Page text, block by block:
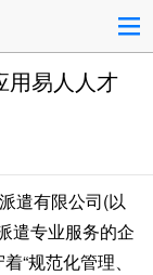
用易人人才
遣有限公司(以
遣专业服务的企
“规范化管理、